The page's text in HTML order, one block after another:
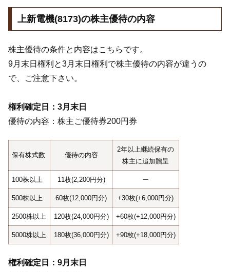
上新電機(8173)の株主優待の内容
株主優待の条件と内容はこちらです。
9月末日権利と3月末日権利で株主優待の内容が違うの
で、ご注意下さい。
権利確定日：3月末日
優待の内容：株主ご優待券200円券
保有株式数 優待の内容
2年以上継続保有の
株主に追加贈呈
100株以上 11枚(2,200円分) ー
500株以上 60枚(12,000円分) +30枚(+6,000円分)
2500株以上 120枚(24,000円分) +60枚(+12,000円分)
5000株以上 180枚(36,000円分) +90枚(+18,000円分)
権利確定日：9月末日